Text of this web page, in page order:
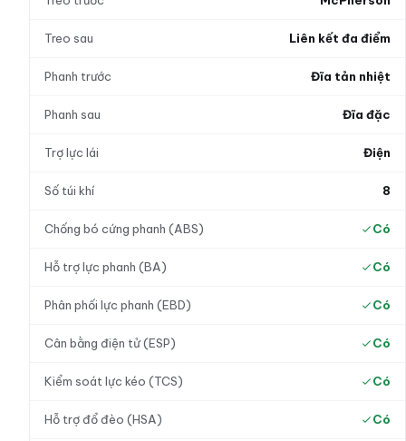
Treo sau Liên kết đa điểm
Phanh trước Đĩa tản nhiệt
Phanh sau Đĩa đặc
Trợ lực lái Điện
Số túi khí 8
Chống bó cứng phanh (ABS) Có
Hỗ trợ lực phanh (BA) Có
Phân phối lực phanh (EBD) Có
Cân bằng điện tử (ESP) Có
Kiểm soát lực kéo (TCS) Có
Hỗ trợ đổ đèo (HSA) Có